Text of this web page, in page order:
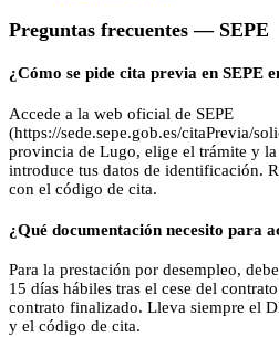
Preguntas frecuentes — SEPE
¿Cómo se pide cita previa en SEPE
Accede a la web oficial de SEPE
(https://sede.sepe.gob.es/citaPrevia/
provincia de Lugo, elige el trámite y la
introduce tus datos de identificación.
con el código de cita.
¿Qué documentación necesito para
Para la prestación por desempleo,
15 días hábiles tras el cese del
contrato finalizado. Lleva siempre el
y el código de cita.